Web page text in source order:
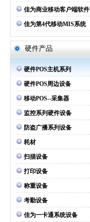
佳为商业移动客户端软件
佳为第4代移动MIS系统
硬件产品
硬件POS主机系列
硬件POS周边设备
移动POS--采集器
监控系列硬件设备
防盗广播系列设备
耗材
扫描设备
打印设备
称重设备
考勤设备
佳为一卡通系统设备